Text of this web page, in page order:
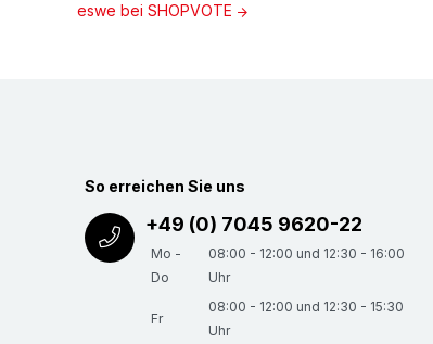
eswe bei SHOPVOTE
So erreichen Sie uns
+49 (0) 7045 9620-22
Mo -
Do
08:00 - 12:00 und 12:30 - 16:00
Uhr
Fr
08:00 - 12:00 und 12:30 - 15:30
Uhr